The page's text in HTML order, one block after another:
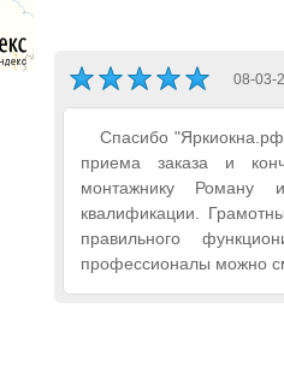
08-03-
Спасибо
приема заказа и
монтажнику Роману
квалификации.
правильного
профессионалы можно